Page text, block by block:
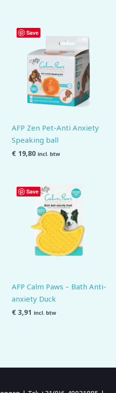
Save
AFP Zen Pet-Anti Anxiety
Speaking ball
€ 19,80 incl. btw
Save
AFP Calm Paws – Bath Anti-
anxiety Duck
€ 3,91 incl. btw